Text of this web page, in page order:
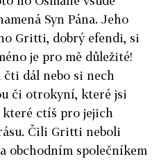
Syn Pána. Jeho
Gritti, dobrý efendi, si
je pro mě důležité!
čti dál nebo si nech
či otrokyní, které jsi
ctíš pro jejich
Čili Gritti neboli
obchodním společníkem